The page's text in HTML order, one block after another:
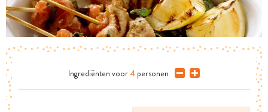
Ingrediënten voor 4 personen